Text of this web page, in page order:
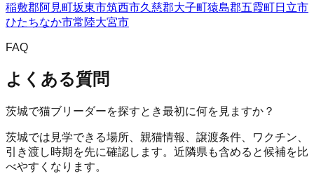
稲敷郡阿見町坂東市筑西市久慈郡大子町猿島郡五霞町日立市
ひたちなか市常陸大宮市
FAQ
よくある質問
茨城で猫ブリーダーを探すとき最初に何を見ますか？
茨城では見学できる場所、親猫情報、譲渡条件、ワクチン、
引き渡し時期を先に確認します。近隣県も含めると候補を比
べやすくなります。